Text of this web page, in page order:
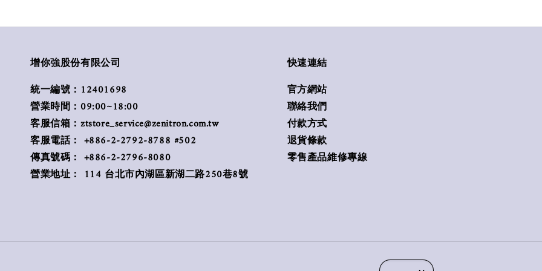
增你強股份有限公司
統一編號：12401698
營業時間：09:00~18:00
客服信箱：ztstore_service@zenitron.com.tw
客服電話： +886-2-2792-8788 #502
傳真號碼： +886-2-2796-8080
營業地址： 114 台北市內湖區新湖二路250巷8號
快速連結
官方網站
聯絡我們
付款方式
退貨條款
零售產品維修專線